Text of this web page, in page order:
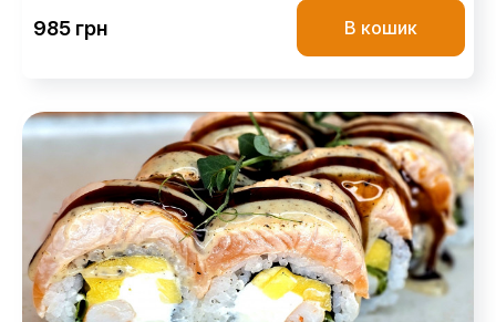
985 грн В кошик